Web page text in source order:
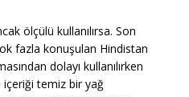
ölçülü kullanılırsa. Son
fazla konuşulan Hindistan
dolayı kullanılırken
temiz bir yağ